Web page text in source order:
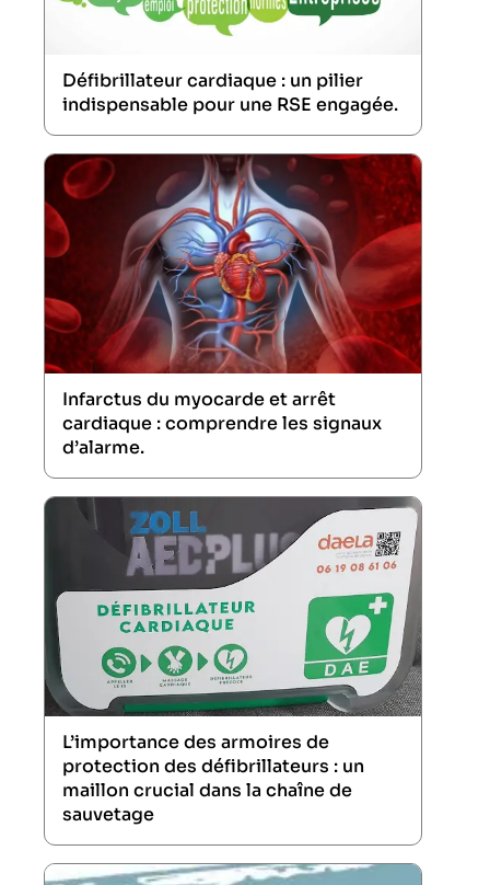
Défibrillateur cardiaque : un pilier
indispensable pour une RSE engagée.
Infarctus du myocarde et arrêt
cardiaque : comprendre les signaux
d’alarme.
L’importance des armoires de
protection des défibrillateurs : un
maillon crucial dans la chaîne de
sauvetage